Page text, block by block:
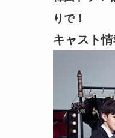
りで！
キャスト